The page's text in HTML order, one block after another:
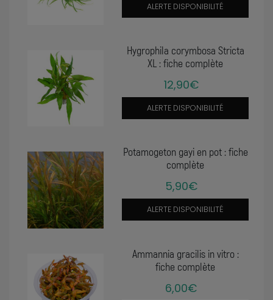
ALERTE DISPONIBILITÉ
Hygrophila corymbosa Stricta
XL : fiche complète
12,90€
ALERTE DISPONIBILITÉ
Potamogeton gayi en pot : fiche
complète
5,90€
ALERTE DISPONIBILITÉ
Ammannia gracilis in vitro :
fiche complète
6,00€